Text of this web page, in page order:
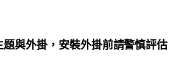
題與外掛，安裝外掛前請警慎評估